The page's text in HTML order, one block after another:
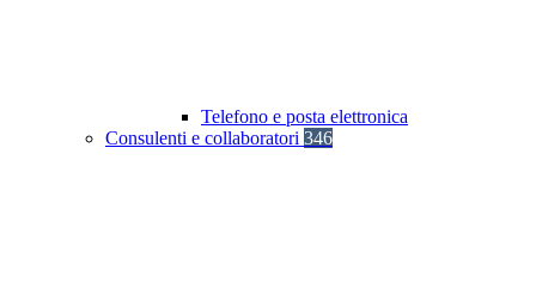
Telefono e posta elettronica
Consulenti e collaboratori 346